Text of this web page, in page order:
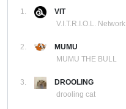
1.
VIT
V.I.T.R.I.O.L. Network
2.
MUMU
MUMU THE BULL
3.
DROOLING
drooling cat